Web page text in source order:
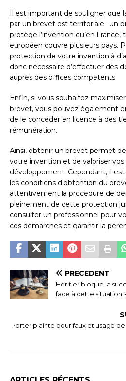
Il est important de souligner que
par un brevet est territoriale : un
protège l’invention qu’en France,
européen couvre plusieurs pays.
protection de votre invention à
donc nécessaire d’effectuer des
auprès des offices compétents.
Enfin, si vous souhaitez
brevet, vous pouvez également
de le concéder en licence à des
rémunération.
Ainsi, obtenir un brevet permet
votre invention et de valoriser
développement. Cependant, il
les conditions d’obtention du
attentivement la procédure de
pleinement de cette protection
consulter un professionnel pour
ces démarches et garantir la
PRÉCÉDENT
Héritier bloque la
face à cette situation ?
Porter plainte pour faux et usage de